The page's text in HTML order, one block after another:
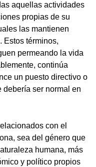
aquellas actividades
propias de su
las mantienen
Estos términos,
permeando la vida
continúa
un puesto directivo o
ser normal en
con el
sea del género que
humana, más
y político propios